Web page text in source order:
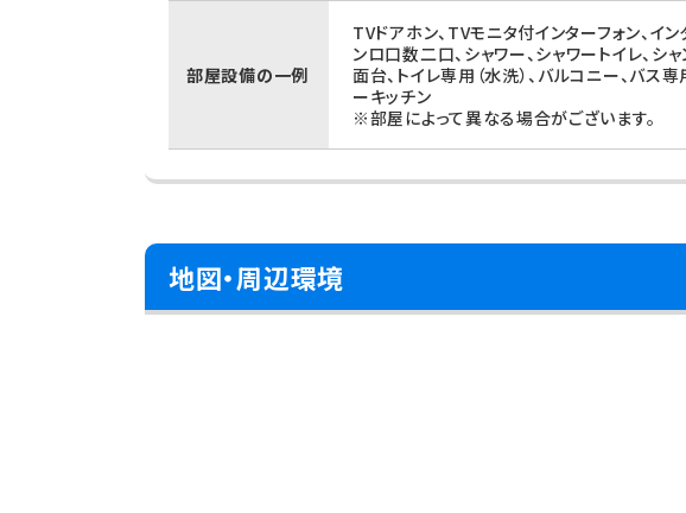
部屋設備の一例
TVドアホン、TVモニタ付インターフォン、イ
ンロ口数二口、シャワー、シャワートイレ、シ
面台、トイレ専用（水洗）、バルコニー、バス
ーキッチン
※部屋によって異なる場合がございます。
地図・周辺環境